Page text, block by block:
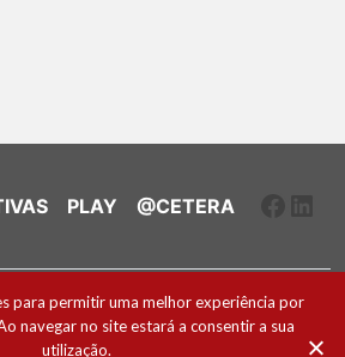
PLAY @CETERA
Editorial
para permitir uma melhor experiência por
navegar no site estará a consentir a sua
utilização.